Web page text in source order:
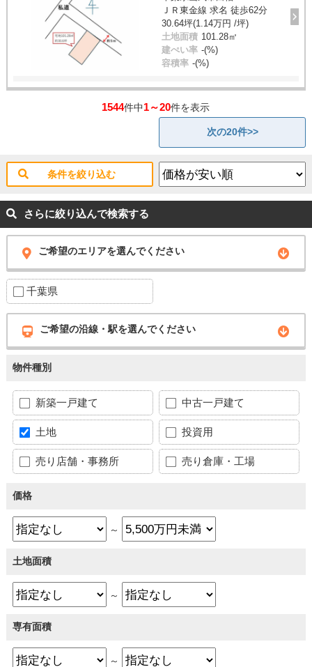
ＪＲ東金線 求名 徒歩62分
30.64坪(1.14万円 /坪)
土地面積 101.28㎡
建ぺい率 -(%)
容積率 -(%)
1544件中1～20件を表示
次の20件>>
条件を絞り込む
さらに絞り込んで検索する
ご希望のエリアを選んでください
千葉県
ご希望の沿線・駅を選んでください
物件種別
新築一戸建て 中古一戸建て
土地 投資用
売り店舗・事務所 売り倉庫・工場
価格
～
土地面積
～
専有面積
～